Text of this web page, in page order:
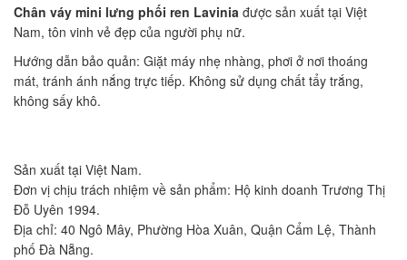
Chân váy mini lưng phối ren Lavinia được sản xuất tại Việt
Nam, tôn vinh vẻ đẹp của người phụ nữ.
Hướng dẫn bảo quản: Giặt máy nhẹ nhàng, phơi ở nơi thoáng
mát, tránh ánh nắng trực tiếp. Không sử dụng chất tẩy trắng,
không sấy khô.
Sản xuất tại Việt Nam.
Đơn vị chịu trách nhiệm về sản phẩm: Hộ kinh doanh Trương Thị
Đỗ Uyên 1994.
Địa chỉ: 40 Ngô Mây, Phường Hòa Xuân, Quận Cẩm Lệ, Thành
phố Đà Nẵng.